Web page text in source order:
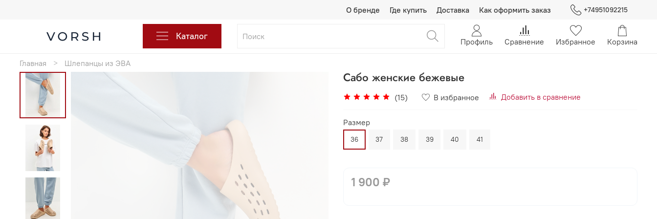
О бренде Где купить Доставка Как оформить заказ +74951092215
Каталог Профиль Сравнение Избранное Корзина
Главная Шлепанцы из ЭВА
Сабо женские бежевые
(15) В избранное Добавить в сравнение
Размер
36 37 38 39 40 41
1 900 ₽